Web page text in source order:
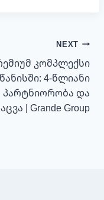
NEXT
კომპლექსი
4-წლიანი
პარტნიორობა და
| Grande Group